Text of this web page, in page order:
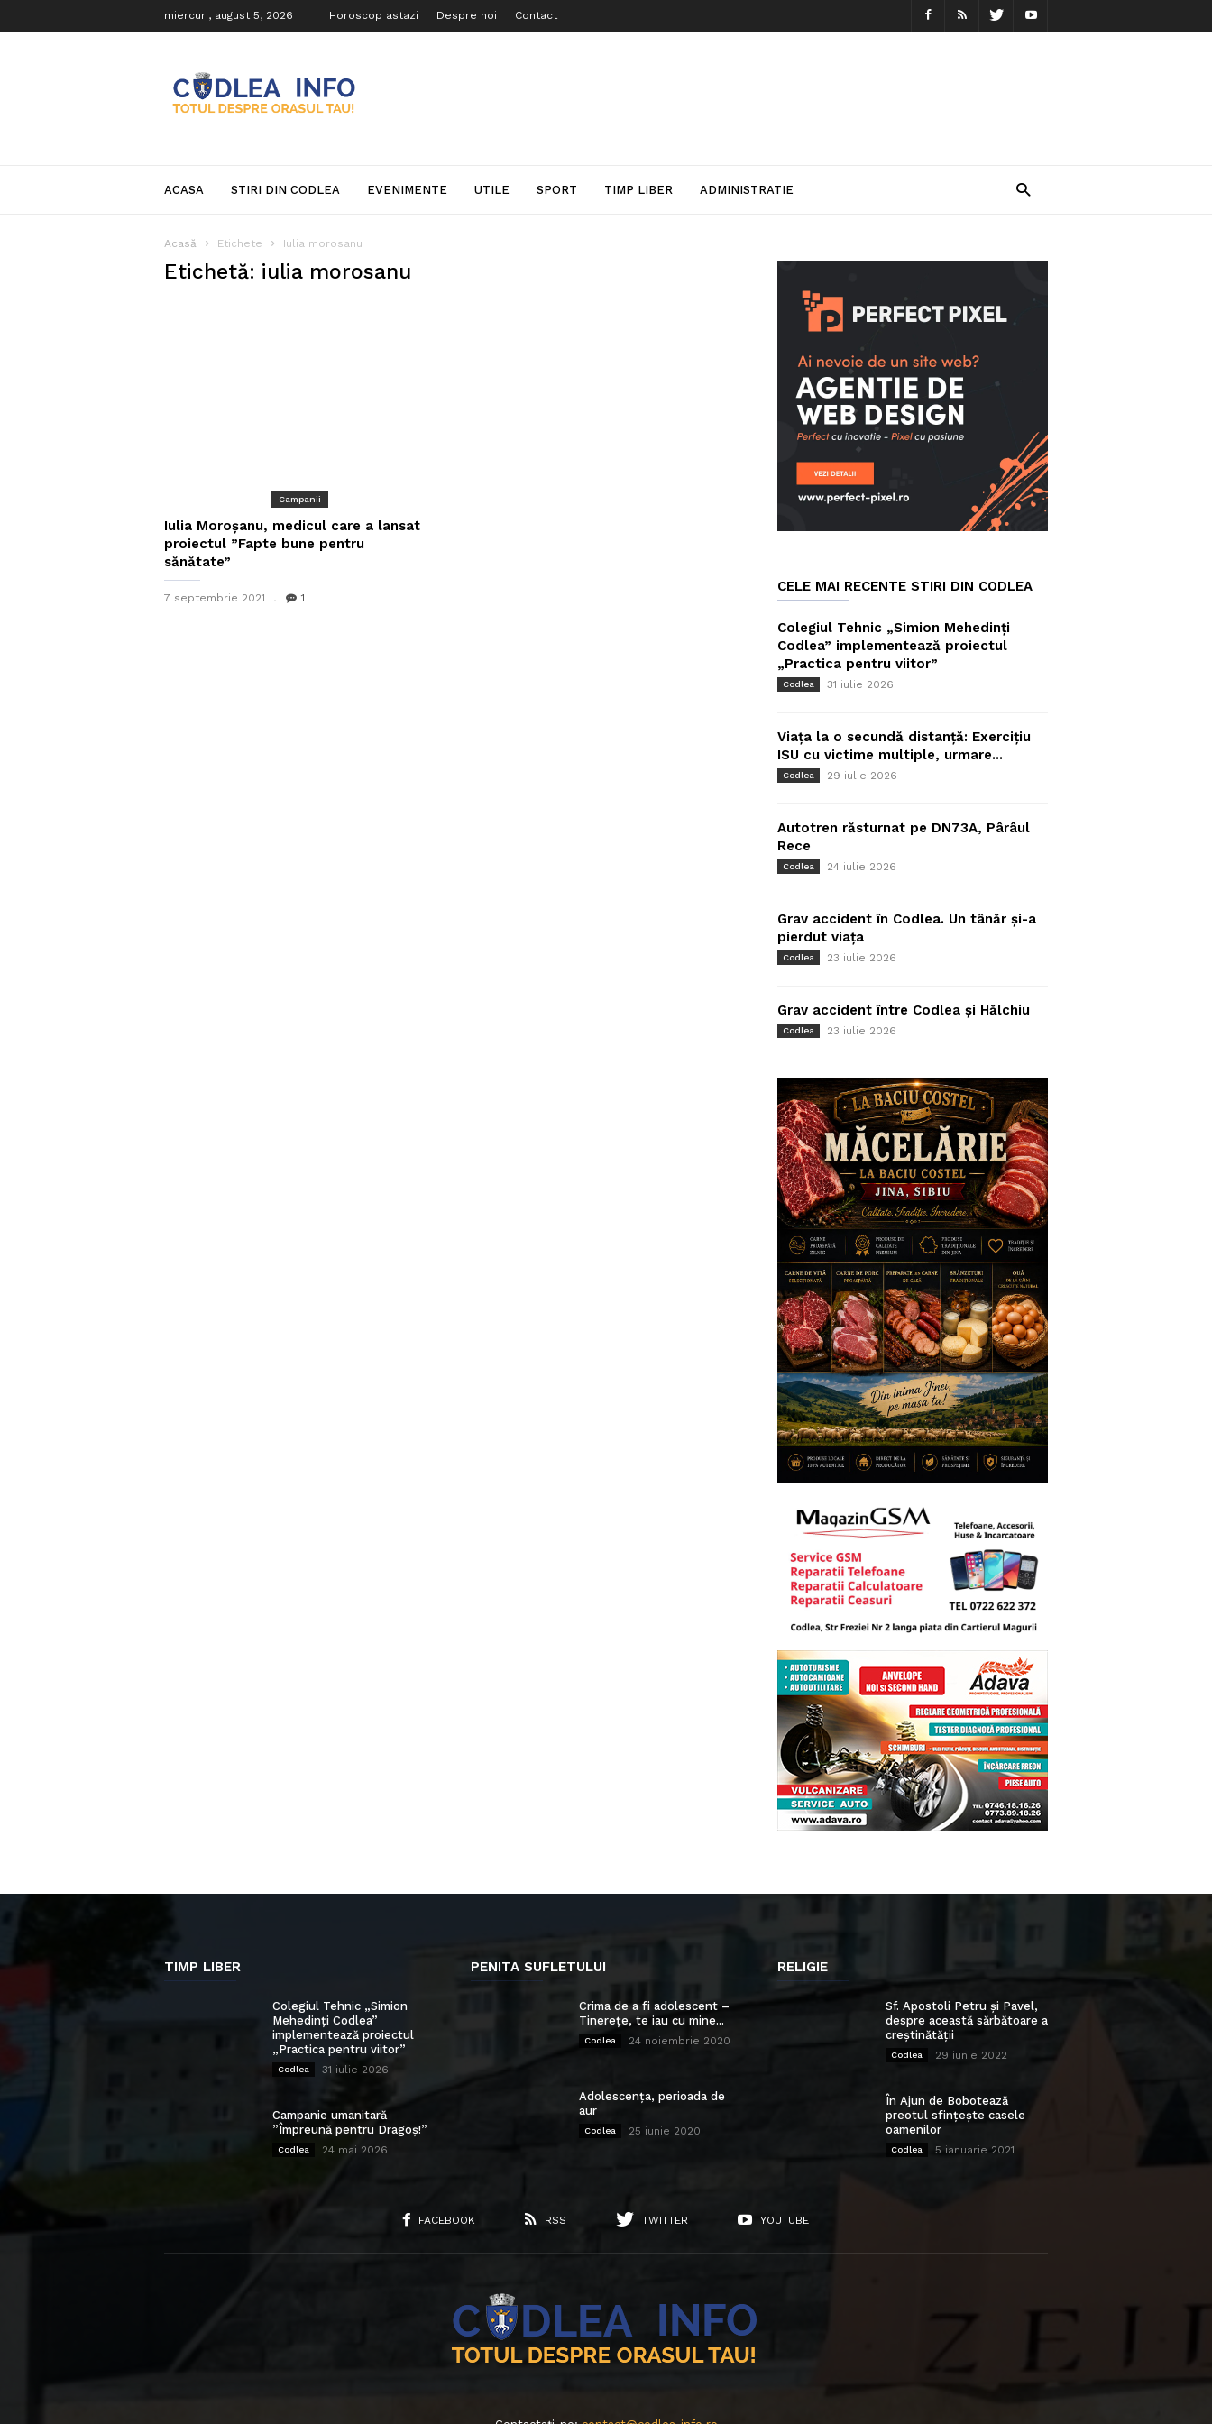
miercuri, august 5, 2026 Horoscop astazi Despre noi Contact
Info
ACASA STIRI DIN CODLEA EVENIMENTE UTILE SPORT TIMP LIBER ADMINISTRATIE
Acasă Etichete Iulia morosanu
Etichetă: iulia morosanu
Campanii
Iulia Moroșanu, medicul care a lansat
proiectul ”Fapte bune pentru
sănătate”
7 septembrie 2021 1
CELE MAI RECENTE STIRI DIN CODLEA
Colegiul Tehnic „Simion Mehedinți
Codlea” implementează proiectul
„Practica pentru viitor”
Codlea 31 iulie 2026
Viața la o secundă distanță: Exercițiu
ISU cu victime multiple, urmare...
Codlea 29 iulie 2026
Autotren răsturnat pe DN73A, Pârâul
Rece
Codlea 24 iulie 2026
Grav accident în Codlea. Un tânăr și-a
pierdut viața
Codlea 23 iulie 2026
Grav accident între Codlea și Hălchiu
Codlea 23 iulie 2026
TIMP LIBER
Colegiul Tehnic „Simion
Mehedinți Codlea”
implementează proiectul
„Practica pentru viitor”
Codlea 31 iulie 2026
Campanie umanitară
”Împreună pentru Dragoș!”
Codlea 24 mai 2026
PENITA SUFLETULUI
Crima de a fi adolescent –
Tinerețe, te iau cu mine...
Codlea 24 noiembrie 2020
Adolescența, perioada de
aur
Codlea 25 iunie 2020
RELIGIE
Sf. Apostoli Petru și Pavel,
despre această sărbătoare a
creștinătății
Codlea 29 iunie 2022
În Ajun de Bobotează
preotul sfințește casele
oamenilor
Codlea 5 ianuarie 2021
FACEBOOK RSS TWITTER YOUTUBE